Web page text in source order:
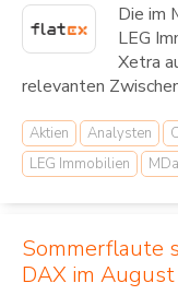
Die im
LEG
Xetra
relevanten
Aktien Analysten
LEG Immobilien
Sommerflaute
DAX im